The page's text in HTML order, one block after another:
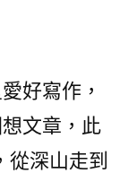
好寫作，
文章，此
從深山走到